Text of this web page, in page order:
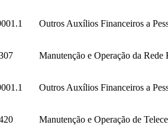
Outros Auxílios Financeiros a
Manutenção e Operação da Rede
Outros Auxílios Financeiros a
Manutenção e Operação de